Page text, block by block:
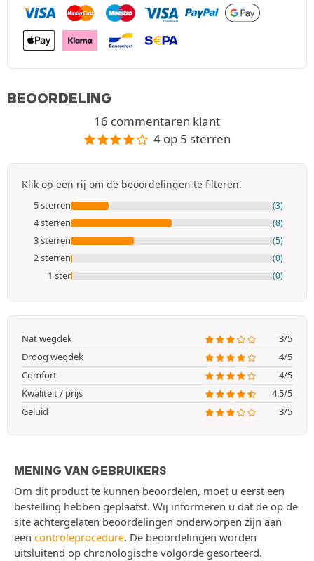
BEOORDELING
16 commentaren klant
4 op 5 sterren
Klik op een rij om de beoordelingen te filteren.
5 sterren (3)
4 sterren (8)
3 sterren (5)
2 sterren (0)
1 ster (0)
Nat wegdek
3/5
Droog wegdek
4/5
Comfort
4/5
Kwaliteit / prijs
4.5/5
Geluid
3/5
MENING VAN GEBRUIKERS
Om dit product te kunnen beoordelen, moet u eerst een
bestelling hebben geplaatst. Wij informeren u dat de op de
site achtergelaten beoordelingen onderworpen zijn aan
een controleprocedure. De beoordelingen worden
uitsluitend op chronologische volgorde gesorteerd.